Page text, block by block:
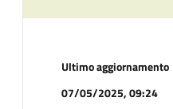
Ultimo aggiornamento
07/05/2025, 09:24